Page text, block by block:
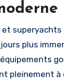
et superyachts
plus
pleinement